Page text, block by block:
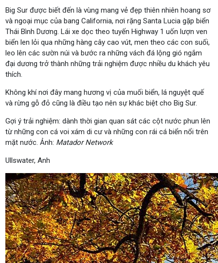
Big Sur được biết đến là vùng mang vẻ đẹp thiên nhiên hoang sơ
và ngoại mục của bang California, nơi rặng Santa Lucia gặp biển
Thái Bình Dương. Lái xe dọc theo tuyến Highway 1 uốn lượn ven
biển len lỏi qua những hàng cây cao vút, men theo các con suối,
leo lên các sườn núi và bước ra những vách đá lộng gió ngắm
đại dương trở thành những trải nghiệm được nhiều du khách yêu
thích.
Không khí nơi đây mang hương vị của muối biển, lá nguyệt quế
và rừng gỗ đỏ cũng là điều tạo nên sự khác biệt cho Big Sur.
Gợi ý trải nghiệm: dành thời gian quan sát các cột nước phun lên
từ những con cá voi xám di cư và những con rái cá biển nổi trên
mặt nước. Ảnh: Matador Network
Ullswater, Anh